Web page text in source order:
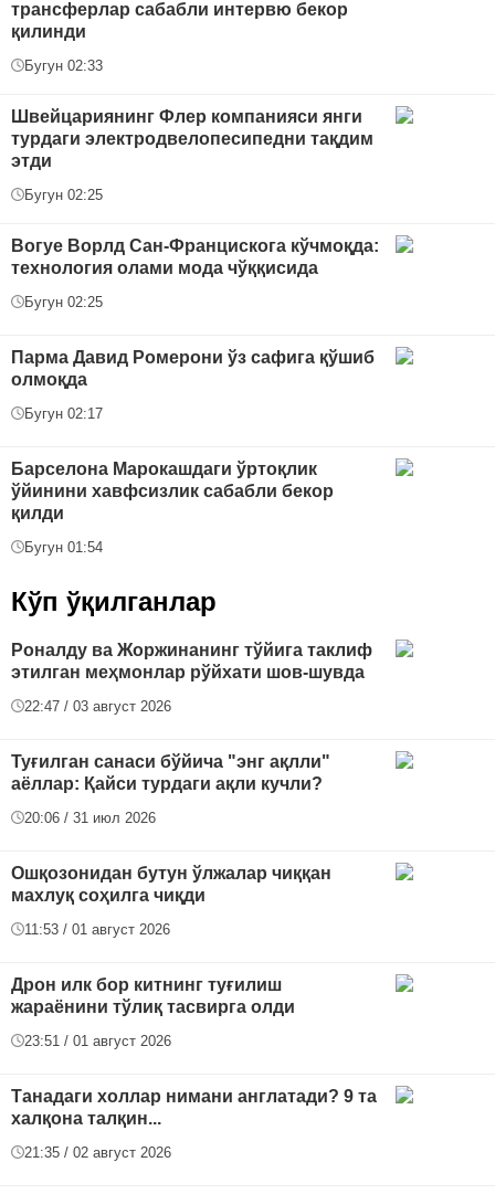
трансферлар сабабли интервю бекор
қилинди
Бугун 02:33
Швейцариянинг Флер компанияси янги
турдаги электродвелопесипедни тақдим
этди
Бугун 02:25
Вогуе Ворлд Сан-Францискога кўчмоқда:
технология олами мода чўққисида
Бугун 02:25
Парма Давид Ромерони ўз сафига қўшиб
олмоқда
Бугун 02:17
Барселона Марокашдаги ўртоқлик
ўйинини хавфсизлик сабабли бекор
қилди
Бугун 01:54
Кўп ўқилганлар
Роналду ва Жоржинанинг тўйига таклиф
этилган меҳмонлар рўйхати шов-шувда
22:47 / 03 август 2026
Туғилган санаси бўйича "энг ақлли"
аёллар: Қайси турдаги ақли кучли?
20:06 / 31 июл 2026
Ошқозонидан бутун ўлжалар чиққан
махлуқ соҳилга чиқди
11:53 / 01 август 2026
Дрон илк бор китнинг туғилиш
жараёнини тўлиқ тасвирга олди
23:51 / 01 август 2026
Танадаги холлар нимани англатади? 9 та
халқона талқин...
21:35 / 02 август 2026